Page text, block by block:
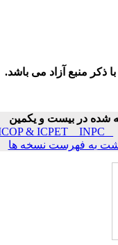
ذکر منبع آزاد می باشد.
شده در بیست و یکمین
ICOP & ICPET _ INPC _
به فهرست نسخه ها